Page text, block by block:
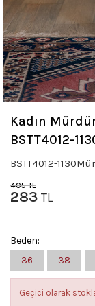
Kadın
BSTT4012-
BSTT4012-
405TL
283 TL
Beden:
36
38
Geçici olarak